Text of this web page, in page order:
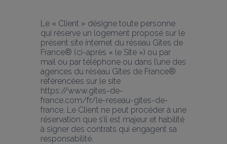
Le « Client » désigne toute personne
qui réserve un logement proposé sur le
présent site internet du réseau Gîtes de
France® (ci-après « le Site ») ou par
mail ou par téléphone ou dans l’une des
agences du réseau Gîtes de France®
référencées sur le site
https://www.gites-de-
france.com/fr/le-reseau-gites-de-
france. Le Client ne peut procéder à une
réservation que s’il est majeur et habilité
à signer des contrats qui engagent sa
responsabilité.